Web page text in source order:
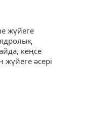
жүйеге
кеңсе
әсері